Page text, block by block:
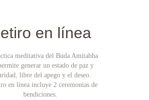
en línea
meditativa del Buda Amitabha
generar un estado de paz y
libre del apego y el deseo.
en línea incluye 2 ceremonias de
bendiciones.